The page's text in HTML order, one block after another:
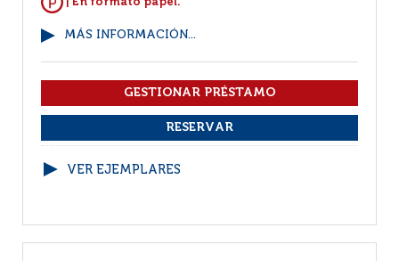
MÁS INFORMACIÓN...
VER EJEMPLARES